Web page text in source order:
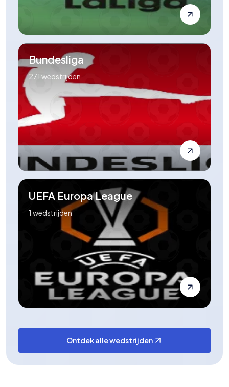
Bundesliga
271 wedstrijden
UEFA Europa League
1 wedstrijden
Ontdek alle wedstrijden